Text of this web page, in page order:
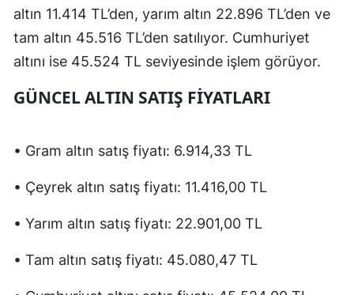
altın 11.414 TL’den, yarım altın 22.896 TL’den ve
tam altın 45.516 TL’den satılıyor. Cumhuriyet
altını ise 45.524 TL seviyesinde işlem görüyor.
GÜNCEL ALTIN SATIŞ FIYATLARI
• Gram altın satış fiyatı: 6.914,33 TL
• Çeyrek altın satış fiyatı: 11.416,00 TL
• Yarım altın satış fiyatı: 22.901,00 TL
• Tam altın satış fiyatı: 45.080,47 TL